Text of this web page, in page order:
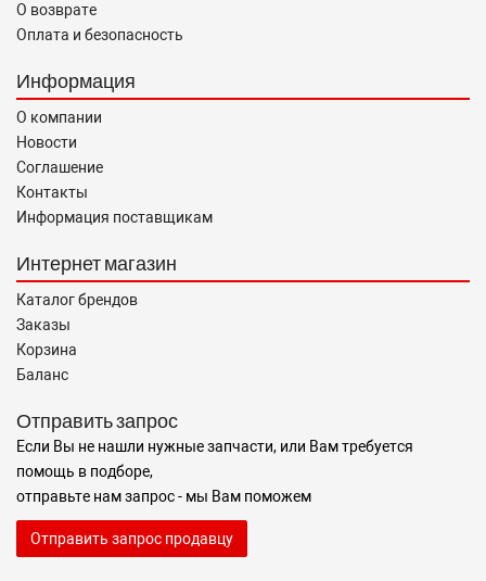
О возврате
Оплата и безопасность
Информация
О компании
Новости
Соглашение
Контакты
Информация поставщикам
Интернет магазин
Каталог брендов
Заказы
Корзина
Баланс
Отправить запрос
Если Вы не нашли нужные запчасти, или Вам требуется
помощь в подборе,
отправьте нам запрос - мы Вам поможем
Отправить запрос продавцу